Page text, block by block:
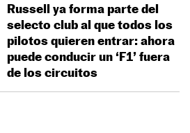
Russell ya forma parte del
selecto club al que todos los
pilotos quieren entrar: ahora
puede conducir un ‘F1’ fuera
de los circuitos